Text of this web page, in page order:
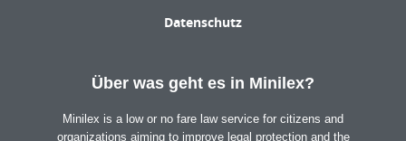
Datenschutz
Über was geht es in Minilex?
Minilex is a low or no fare law service for citizens and
organizations aiming to improve legal protection and the